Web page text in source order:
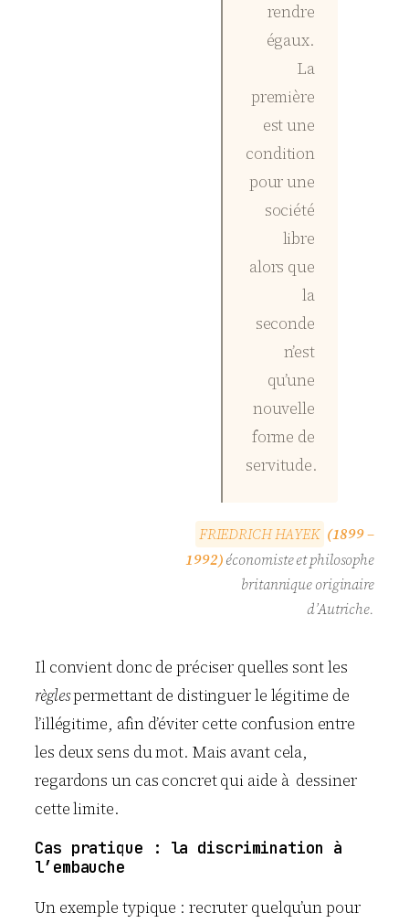
rendre
égaux.
La
première
est une
condition
pour une
société
libre
alors que
la
seconde
n’est
qu’une
nouvelle
forme de
servitude.
FRIEDRICHHAYEK (1899 –
1992)économiste et philosophe
britannique originaire
d’Autriche.
Il convient donc de préciser quelles sont les
règlespermettant de distinguer le légitime de
l’illégitime, afin d’éviter cette confusion entre
les deux sens du mot. Mais avant cela,
regardons un cas concret qui aide à dessiner
cette limite.
Cas pratique : la discrimination à
l’embauche
Un exemple typique : recruter quelqu’un pour